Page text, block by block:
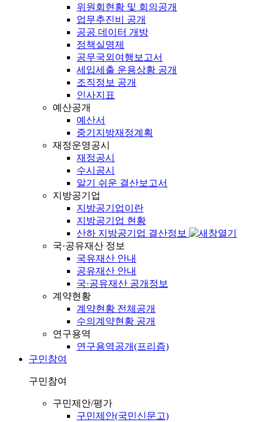
위원회현황 및 회의공개
업무추진비 공개
공공 데이터 개방
정책실명제
공무국외여행보고서
세입세출 운용상황 공개
조직정보 공개
인사지표
예산공개
예산서
중기지방재정계획
재정운영공시
재정공시
수시공시
알기 쉬운 결산보고서
지방공기업
지방공기업이란
지방공기업 현황
산하 지방공기업 결산정보
국·공유재산 정보
국유재산 안내
공유재산 안내
국·공유재산 공개정보
계약현황
계약현황 전체공개
수의계약현황 공개
연구용역
연구용역공개(프리즘)
구민참여
구민참여
구민제안/평가
구민제안(국민신문고)